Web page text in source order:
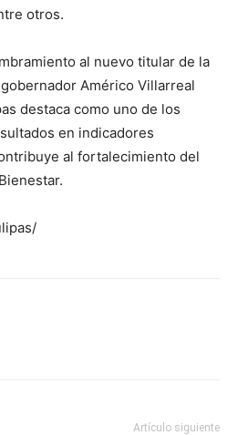
otros.
al nuevo titular de la
Américo Villarreal
destaca como uno de los
en indicadores
al fortalecimiento del
Artículo siguiente